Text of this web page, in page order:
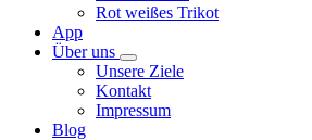
Rot weißes Trikot
App
Über uns
Unsere Ziele
Kontakt
Impressum
Blog